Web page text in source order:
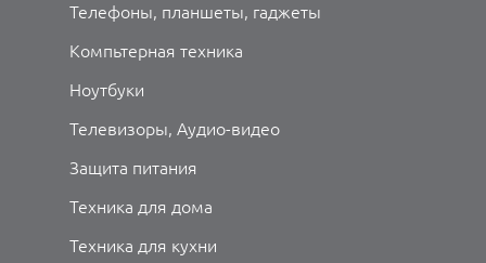
Телефоны, планшеты, гаджеты
Компьтерная техника
Ноутбуки
Телевизоры, Аудио-видео
Защита питания
Техника для дома
Техника для кухни